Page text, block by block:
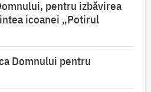
pentru izbăvirea
icoanei „Potirul
Domnului pentru